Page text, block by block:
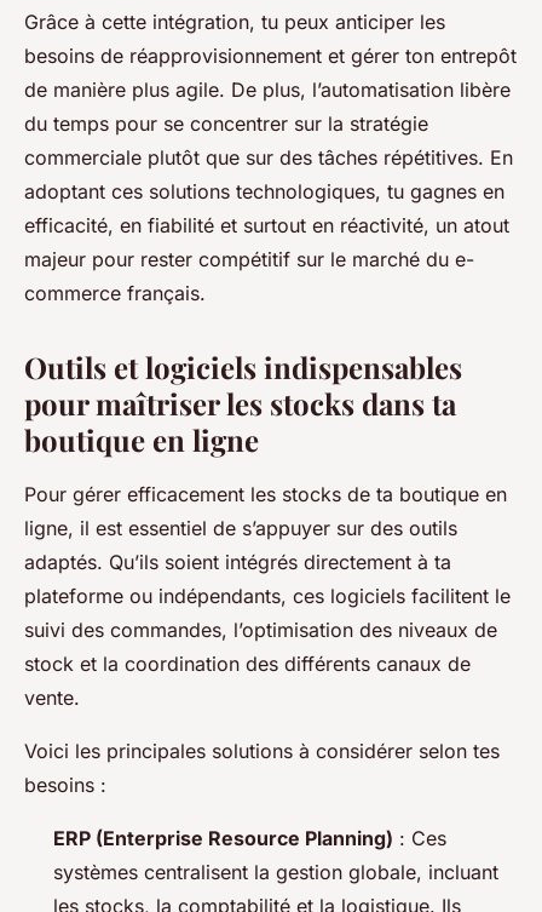
Grâce à cette intégration, tu peux anticiper les
besoins de réapprovisionnement et gérer ton entrepôt
de manière plus agile. De plus, l’automatisation libère
du temps pour se concentrer sur la stratégie
commerciale plutôt que sur des tâches répétitives. En
adoptant ces solutions technologiques, tu gagnes en
efficacité, en fiabilité et surtout en réactivité, un atout
majeur pour rester compétitif sur le marché du e-
commerce français.
Outils et logiciels indispensables
pour maîtriser les stocks dans ta
boutique en ligne
Pour gérer efficacement les stocks de ta boutique en
ligne, il est essentiel de s’appuyer sur des outils
adaptés. Qu’ils soient intégrés directement à ta
plateforme ou indépendants, ces logiciels facilitent le
suivi des commandes, l’optimisation des niveaux de
stock et la coordination des différents canaux de
vente.
Voici les principales solutions à considérer selon tes
besoins :
ERP (Enterprise Resource Planning) : Ces
systèmes centralisent la gestion globale, incluant
les stocks, la comptabilité et la logistique. Ils